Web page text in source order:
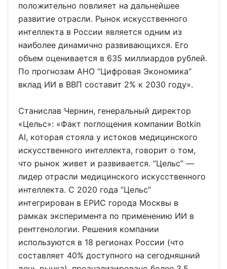
положительно повлияет на дальнейшее
развитие отрасли. Рынок искусственного
интеллекта в России является одним из
наиболее динамично развивающихся. Его
объем оценивается в 635 миллиардов рублей.
По прогнозам АНО “Цифровая Экономика”
вклад ИИ в ВВП составит 2% к 2030 году».
Станислав Чернин, генеральный директор
«Цельс»: «Факт поглощения компании Botkin
AI, которая стояла у истоков медицинского
искусственного интеллекта, говорит о том,
что рынок живет и развивается. “Цельс” —
лидер отрасли медицинского искусственного
интеллекта. С 2020 года “Цельс”
интегрирован в ЕРИС города Москвы в
рамках эксперимента по применению ИИ в
рентгенологии. Решения компании
используются в 18 регионах России (что
составляет 40% доступного на сегодняшний